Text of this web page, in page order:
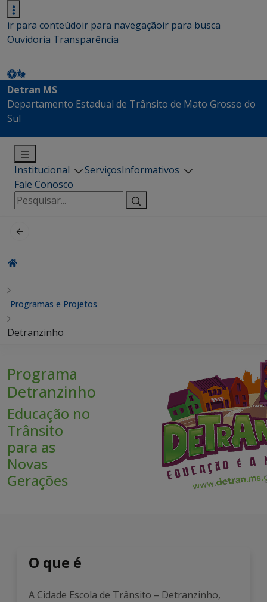
ir para conteúdoir para navegaçãoir para busca
Ouvidoria Transparência
Detran MS
Departamento Estadual de Trânsito de Mato Grosso do
Sul
Institucional ServiçosInformativos
Fale Conosco
Pesquisar
por:
Programas e Projetos
Detranzinho
Programa
Detranzinho
Educação no
Trânsito
para as
Novas
Gerações
O que é
A Cidade Escola de Trânsito – Detranzinho,